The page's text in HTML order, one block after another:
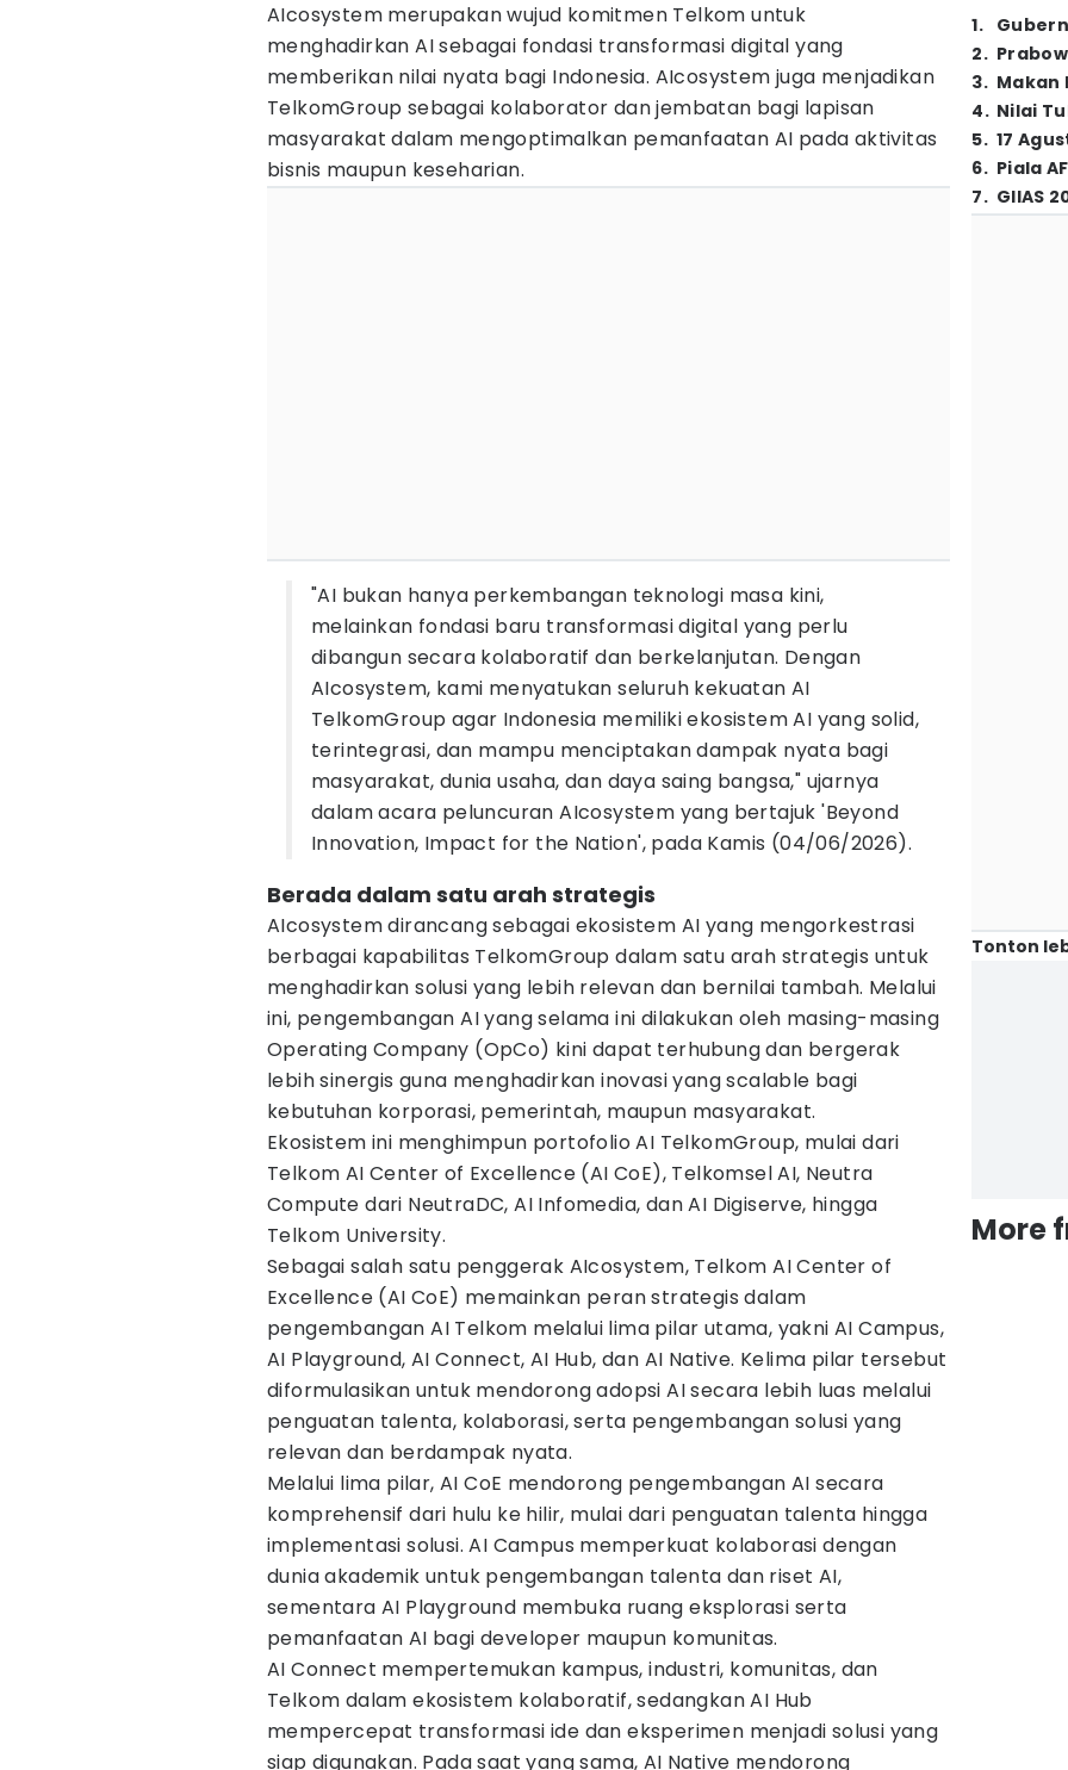
AIcosystem merupakan wujud komitmen Telkom untuk
menghadirkan AI sebagai fondasi transformasi digital yang
memberikan nilai nyata bagi Indonesia. AIcosystem juga menjadikan
TelkomGroup sebagai kolaborator dan jembatan bagi lapisan
masyarakat dalam mengoptimalkan pemanfaatan AI pada aktivitas
bisnis maupun keseharian.
"AI bukan hanya perkembangan teknologi masa kini,
melainkan fondasi baru transformasi digital yang perlu
dibangun secara kolaboratif dan berkelanjutan. Dengan
AIcosystem, kami menyatukan seluruh kekuatan AI
TelkomGroup agar Indonesia memiliki ekosistem AI yang solid,
terintegrasi, dan mampu menciptakan dampak nyata bagi
masyarakat, dunia usaha, dan daya saing bangsa," ujarnya
dalam acara peluncuran AIcosystem yang bertajuk 'Beyond
Innovation, Impact for the Nation', pada Kamis (04/06/2026).
Berada dalam satu arah strategis
AIcosystem dirancang sebagai ekosistem AI yang mengorkestrasi
berbagai kapabilitas TelkomGroup dalam satu arah strategis untuk
menghadirkan solusi yang lebih relevan dan bernilai tambah. Melalui
ini, pengembangan AI yang selama ini dilakukan oleh masing-masing
Operating Company (OpCo) kini dapat terhubung dan bergerak
lebih sinergis guna menghadirkan inovasi yang scalable bagi
kebutuhan korporasi, pemerintah, maupun masyarakat.
Ekosistem ini menghimpun portofolio AI TelkomGroup, mulai dari
Telkom AI Center of Excellence (AI CoE), Telkomsel AI, Neutra
Compute dari NeutraDC, AI Infomedia, dan AI Digiserve, hingga
Telkom University.
Sebagai salah satu penggerak AIcosystem, Telkom AI Center of
Excellence (AI CoE) memainkan peran strategis dalam
pengembangan AI Telkom melalui lima pilar utama, yakni AI Campus,
AI Playground, AI Connect, AI Hub, dan AI Native. Kelima pilar tersebut
diformulasikan untuk mendorong adopsi AI secara lebih luas melalui
penguatan talenta, kolaborasi, serta pengembangan solusi yang
relevan dan berdampak nyata.
Melalui lima pilar, AI CoE mendorong pengembangan AI secara
komprehensif dari hulu ke hilir, mulai dari penguatan talenta hingga
implementasi solusi. AI Campus memperkuat kolaborasi dengan
dunia akademik untuk pengembangan talenta dan riset AI,
sementara AI Playground membuka ruang eksplorasi serta
pemanfaatan AI bagi developer maupun komunitas.
AI Connect mempertemukan kampus, industri, komunitas, dan
Telkom dalam ekosistem kolaboratif, sedangkan AI Hub
mempercepat transformasi ide dan eksperimen menjadi solusi yang
siap digunakan. Pada saat yang sama, AI Native mendorong
1.
2.
3. Makan
4. Nilai
5. 17
6. Piala
7. GIIAS
Tonton
More